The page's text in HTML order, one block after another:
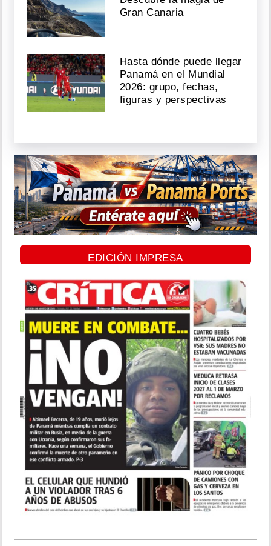
Gran Canaria
Hasta dónde puede llegar
Panamá en el Mundial
2026: grupo, fechas,
figuras y perspectivas
EDICIÓN IMPRESA